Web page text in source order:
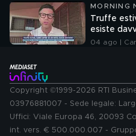
MORNING
Truffe
esiste
04 ago |
Copyright ©1999-2026 RTI
03976881007 - Sede legale:
Uffici: Viale Europa 46, 20093
int. vers. € 500.000.007 -